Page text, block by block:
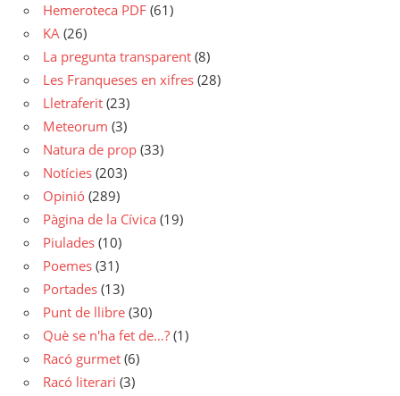
Hemeroteca PDF (61)
KA (26)
La pregunta transparent (8)
Les Franqueses en xifres (28)
Lletraferit (23)
Meteorum (3)
Natura de prop (33)
Notícies (203)
Opinió (289)
Pàgina de la Cívica (19)
Piulades (10)
Poemes (31)
Portades (13)
Punt de llibre (30)
Què se n'ha fet de…? (1)
Racó gurmet (6)
Racó literari (3)